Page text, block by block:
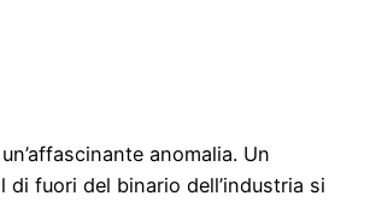
anomalia. Un
di fuori del binario dell’industria si